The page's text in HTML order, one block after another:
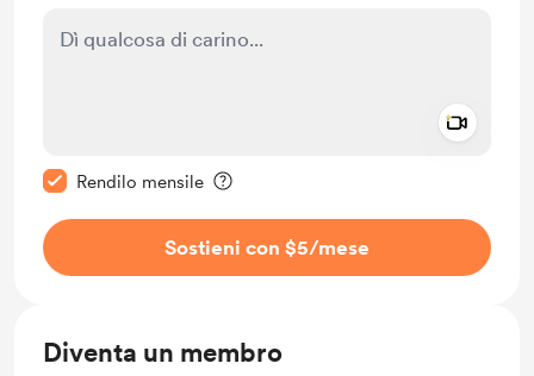
Rendilo mensile
Sostieni con $5/mese
Diventa un membro